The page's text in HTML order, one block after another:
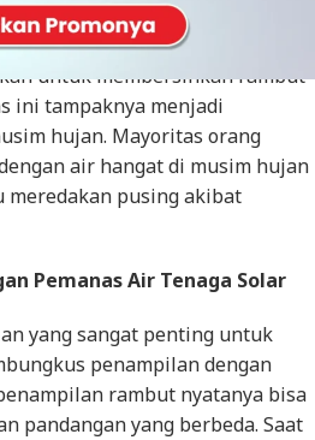
yang positif karena diambil
atau mandi, air hangat
untuk membersihkan rambut
ini tampaknya menjadi
hujan. Mayoritas orang
air hangat di musim hujan
pusing akibat
Pemanas Air Tenaga Solar
yang sangat penting untuk
penampilan dengan
rambut nyatanya bisa
pandangan yang berbeda. Saat